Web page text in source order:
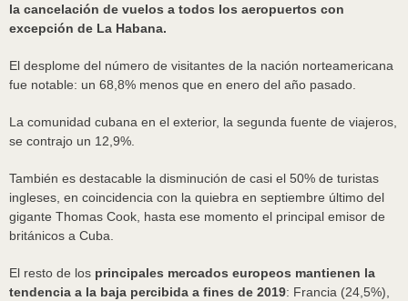
la cancelación de vuelos a todos los aeropuertos con
excepción de La Habana.
El desplome del número de visitantes de la nación norteamericana
fue notable: un 68,8% menos que en enero del año pasado.
La comunidad cubana en el exterior, la segunda fuente de viajeros,
se contrajo un 12,9%.
También es destacable la disminución de casi el 50% de turistas
ingleses, en coincidencia con la quiebra en septiembre último del
gigante Thomas Cook, hasta ese momento el principal emisor de
británicos a Cuba.
El resto de los principales mercados europeos mantienen la
tendencia a la baja percibida a fines de 2019: Francia (24,5%),